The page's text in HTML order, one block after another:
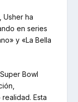
Usher ha
en series
y «La Bella
Bowl
Esta